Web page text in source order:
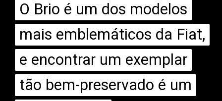
O Brio é um dos modelos
mais emblemáticos da Fiat,
e encontrar um exemplar
tão bem-preservado é um
O Brio é um dos modelos
mais emblemáticos da Fiat,
e encontrar um exemplar
tão bem-preservado é um